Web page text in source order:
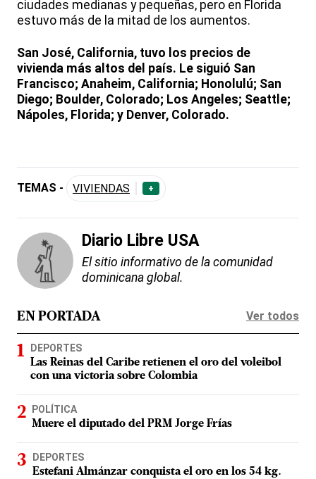
ciudades medianas y pequeñas, pero en Florida
estuvo más de la mitad de los aumentos.
San José, California, tuvo los precios de
vivienda más altos del país. Le siguió San
Francisco; Anaheim, California; Honolulú; San
Diego; Boulder, Colorado; Los Angeles; Seattle;
Nápoles, Florida; y Denver, Colorado.
TEMAS - VIVIENDAS +
Diario Libre USA
El sitio informativo de la comunidad
dominicana global.
EN PORTADA Ver todos
DEPORTES
Las Reinas del Caribe retienen el oro del voleibol
con una victoria sobre Colombia
POLÍTICA
Muere el diputado del PRM Jorge Frías
DEPORTES
Estefani Almánzar conquista el oro en los 54 kg.